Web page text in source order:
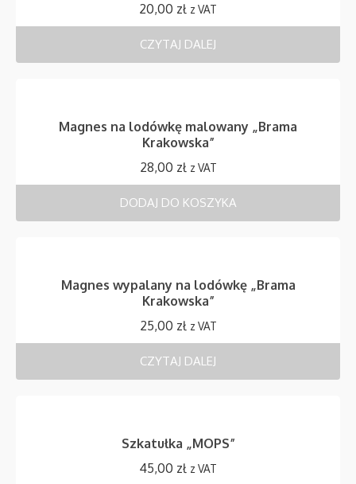
20,00 zł z VAT
CZYTAJ DALEJ
Magnes na lodówkę malowany „Brama
Krakowska”
28,00 zł z VAT
DODAJ DO KOSZYKA
Magnes wypalany na lodówkę „Brama
Krakowska”
25,00 zł z VAT
CZYTAJ DALEJ
Szkatułka „MOPS”
45,00 zł z VAT